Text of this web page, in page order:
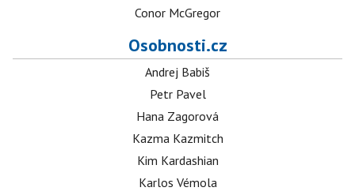
Conor McGregor
Osobnosti.cz
Andrej Babiš
Petr Pavel
Hana Zagorová
Kazma Kazmitch
Kim Kardashian
Karlos Vémola